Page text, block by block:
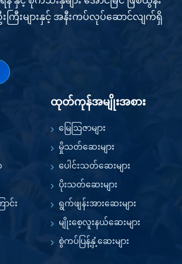
ကြီးများနှင့် အနီးကပ်လုပ်ဆောင်လျက်ရှိ
င်း
ထုတ်ကုန်အမျိုးအစား
မြေဩဇာများ
မှိုသတ်ဆေးများ
ပေါင်းသတ်ဆေးများ
ပိုးသတ်ဆေးများ
ရွက်ဖျန်းအားဆေးများ
မျိုးစေ့လူးနယ်ဆေးများ
စွဲကပ်ပြန့်နှံ့ဆေးများ